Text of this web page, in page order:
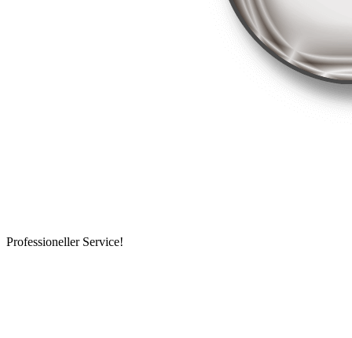
Professioneller Service!